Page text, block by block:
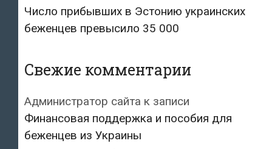
Число прибывших в Эстонию украинских
беженцев превысило 35 000
Свежие комментарии
Администратор сайта к записи
Финансовая поддержка и пособия для
беженцев из Украины